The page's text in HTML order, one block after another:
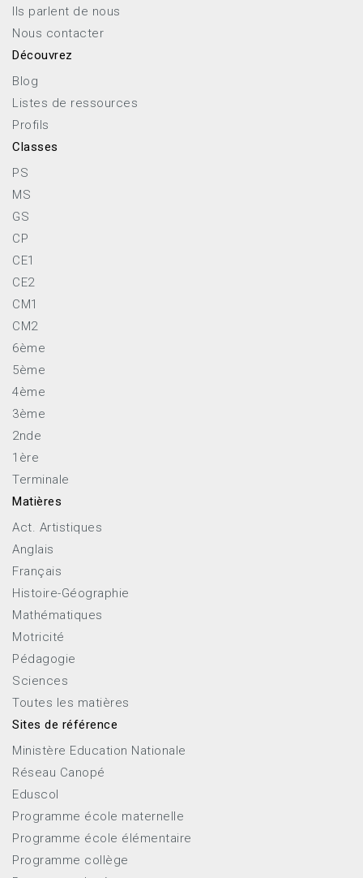
Ils parlent de nous
Nous contacter
Découvrez
Blog
Listes de ressources
Profils
Classes
PS
MS
GS
CP
CE1
CE2
CM1
CM2
6ème
5ème
4ème
3ème
2nde
1ère
Terminale
Matières
Act. Artistiques
Anglais
Français
Histoire-Géographie
Mathématiques
Motricité
Pédagogie
Sciences
Toutes les matières
Sites de référence
Ministère Education Nationale
Réseau Canopé
Eduscol
Programme école maternelle
Programme école élémentaire
Programme collège